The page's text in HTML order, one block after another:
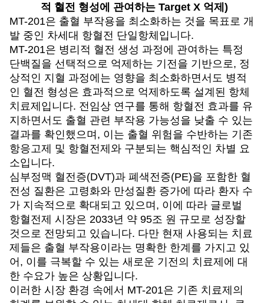
적 혈전 형성에 관여하는 Target X 억제)
MT-201은 출혈 부작용을 최소화하는 것을 목표로 개
발 중인 차세대 항혈전 단일항체입니다.
MT-201은 병리적 혈전 생성 과정에 관여하는 특정
단백질을 선택적으로 억제하는 기전을 기반으로, 정
상적인 지혈 과정에는 영향을 최소화하면서도 병적
인 혈전 형성은 효과적으로 억제하도록 설계된 항체
치료제입니다. 전임상 연구를 통해 항혈전 효과를 유
지하면서도 출혈 관련 부작용 가능성을 낮출 수 있는
결과를 확인했으며, 이는 출혈 위험을 수반하는 기존
항응고제 및 항혈전제와 구분되는 핵심적인 차별 요
소입니다.
심부정맥 혈전증(DVT)과 폐색전증(PE)을 포함한 혈
전성 질환은 고령화와 만성질환 증가에 따라 환자 수
가 지속적으로 확대되고 있으며, 이에 따라 글로벌
항혈전제 시장은 2033년 약 95조 원 규모로 성장할
것으로 전망되고 있습니다. 다만 현재 사용되는 치료
제들은 출혈 부작용이라는 명확한 한계를 가지고 있
어, 이를 극복할 수 있는 새로운 기전의 치료제에 대
한 수요가 높은 상황입니다.
이러한 시장 환경 속에서 MT-201은 기존 치료제의